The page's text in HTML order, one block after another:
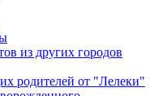
из других городов
родителей от "Лелеки"